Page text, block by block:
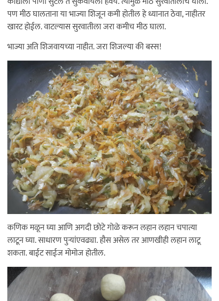
पण मीठ घालताना या भाज्या शिजून कमी होतील हे ध्यानात ठेवा, नाहीतर
खारट होईल. वाटल्यास सुरवातीला जरा कमीच मीठ घाला.
भाज्या अति शिजवायच्या नाहीत. जरा शिजल्या की बस्स!
कणिक मळून घ्या आणि अगदी छोटे गोळे करून लहान लहान चपात्या
लाटून घ्या. साधारण पुर्‍यांएवढ्या. हौस असेल तर आणखीही लहान लाटू
शकता. बाईट साईज मोमोज होतील.